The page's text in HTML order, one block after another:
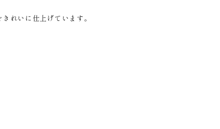
れいに仕上げています。